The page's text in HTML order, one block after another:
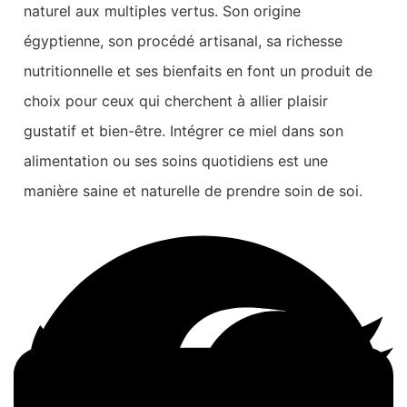
naturel aux multiples vertus. Son origine
égyptienne, son procédé artisanal, sa richesse
nutritionnelle et ses bienfaits en font un produit de
choix pour ceux qui cherchent à allier plaisir
gustatif et bien-être. Intégrer ce miel dans son
alimentation ou ses soins quotidiens est une
manière saine et naturelle de prendre soin de soi.